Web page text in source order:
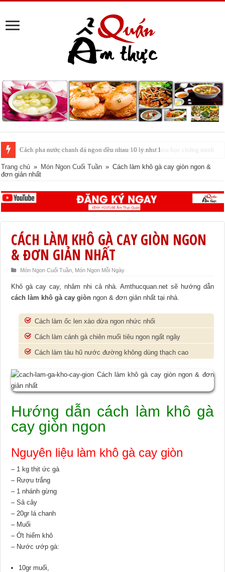
Cách pha nước chanh đá ngon đều nhau 10 ly như 1
Trang chủ » Món Ngon Cuối Tuần » Cách làm khô gà cay giòn ngon &
đơn giản nhất
CÁCH LÀM KHÔ GÀ CAY GIÒN NGON
& ĐƠN GIẢN NHẤT
Món Ngon Cuối Tuần Món Ngon Mỗi Ngày
Khô gà cay cay, nhâm nhi cả nhà. Amthucquan.net sẽ hướng dẫn
cách làm khô gà cay giòn ngon & đơn giản nhất tại nhà.
Cách làm ốc len xào dừa ngon nhức nhối
Cách làm cánh gà chiên muối tiêu ngon ngất ngây
Cách làm tàu hũ nước đường không dùng thạch cao
Hướng dẫn cách làm khô gà
cay giòn ngon
Nguyên liệu làm khô gà cay giòn
– 1 kg thịt ức gà
– Rượu trắng
– 1 nhánh gừng
– Sả cây
– 20gr lá chanh
– Muối
– Ớt hiểm khô
– Nước ướp gà:
10gr muối,